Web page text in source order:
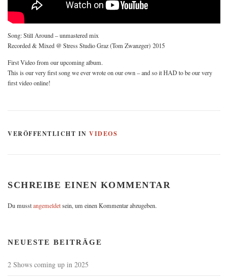
Song: Still Around – unmastered mix
Recorded & Mixed @ Stress Studio Graz (Tom Zwanzger) 2015
First Video from our upcoming album.
This is our very first song we ever wrote on our own – and so it HAD to be our very
first video online!
VERÖFFENTLICHT IN VIDEOS
SCHREIBE EINEN KOMMENTAR
Du musstangemeldetsein, um einen Kommentar abzugeben.
NEUESTE BEITRÄGE
2 Shows coming up in 2025